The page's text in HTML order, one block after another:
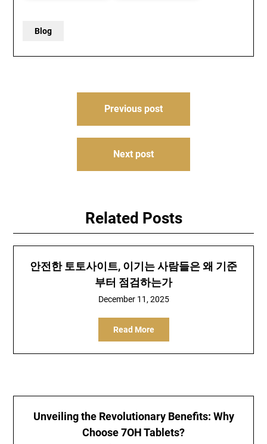
Blog
Previous post
Next post
Related Posts
안전한 토토사이트, 이기는 사람들은 왜 기준
부터 점검하는가
December 11, 2025
Read More
Unveiling the Revolutionary Benefits: Why
Choose 7OH Tablets?